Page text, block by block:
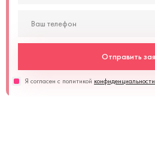
Отправить
Я согласен с политикой